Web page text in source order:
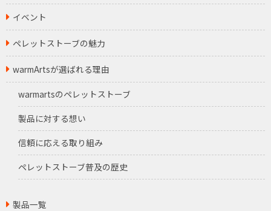
イベント
ペレットストーブの魅力
warmArtsが選ばれる理由
warmartsのペレットストーブ
製品に対する想い
信頼に応える取り組み
ペレットストーブ普及の歴史
製品一覧